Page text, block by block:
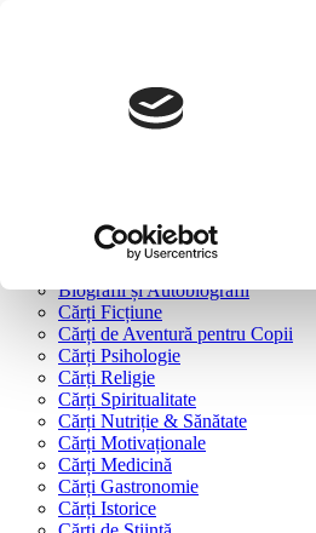
Cărți după tipologie
Cărți Dezvoltare Personală
Cărți Familie & Cuplu
Biografii și Autobiografii
Cărți Ficțiune
Cărți de Aventură pentru Copii
Cărți Psihologie
Cărți Religie
Cărți Spiritualitate
Cărți Nutriție & Sănătate
Cărți Motivaționale
Cărți Medicină
Cărți Gastronomie
Cărți Istorice